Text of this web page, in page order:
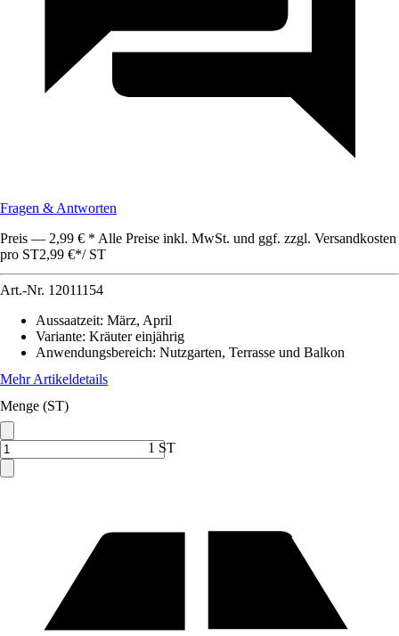
Fragen & Antworten
Preis — 2,99 € * Alle Preise inkl. MwSt. und ggf. zzgl. Versandkosten
pro ST2,99 €*/ ST
Art.-Nr. 12011154
Aussaatzeit: März, April
Variante: Kräuter einjährig
Anwendungsbereich: Nutzgarten, Terrasse und Balkon
Mehr Artikeldetails
Menge (ST)
1 ST